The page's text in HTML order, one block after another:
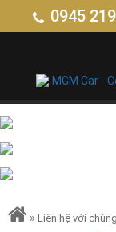
0945
» Liên hệ với